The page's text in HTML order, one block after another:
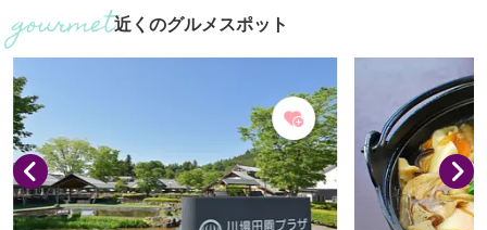
四季折々の草花が息づく風光明媚な花寺
としても有名。 春はミズバショウ、サク
ラ、スイセン、夏はアジサイ、ヤマユ
リ、ハス、秋にはヒガンバナ、ホトトギ
ス、紅葉などが目を楽しませてくれま
す。 2020年には本堂の茶室にハートのよ
うな形にくり抜かれた「猪...
近くのグルメスポット